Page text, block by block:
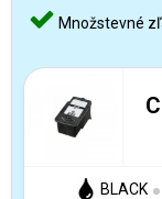
Množstevné
BLACK